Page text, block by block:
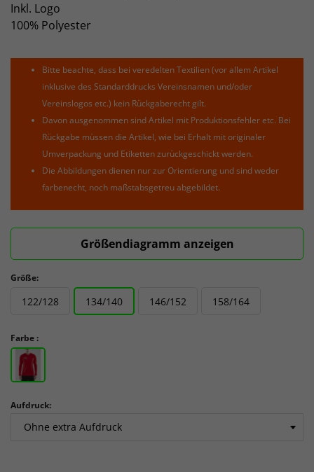
Inkl. Logo
100% Polyester
Bitte beachte, dass bei veredelten Textilien (vor allem Artikel
inklusive des Standarddrucks Vereinsnamen und/oder
Vereinslogos etc.) kein Rückgaberecht gilt.
Davon ausgenommen sind Artikel mit Produktionsfehler etc. Bei
Rückgabe müssen die Artikel, wie bei Erhalt mit originaler
Umverpackung und Etiketten zurückgeschickt werden.
Die Abbildungen dienen nur zur Orientierung und sind weder
farbenecht, noch maßstabsgetreu abgebildet.
Größendiagramm anzeigen
Größe:
122/128 134/140 146/152 158/164
Farbe :
Aufdruck: